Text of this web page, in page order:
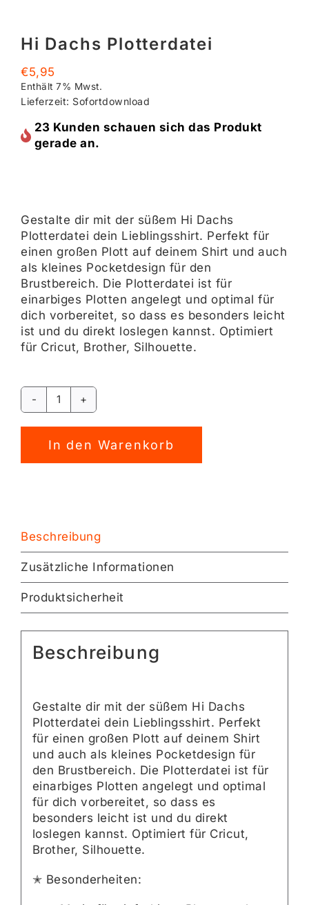
Hi Dachs Plotterdatei
€5,95
Enthält 7% Mwst.
Lieferzeit: Sofortdownload
23 Kunden schauen sich das Produkt
gerade an.
Gestalte dir mit der süßem Hi Dachs
Plotterdatei dein Lieblingsshirt. Perfekt für
einen großen Plott auf deinem Shirt und auch
als kleines Pocketdesign für den
Brustbereich. Die Plotterdatei ist für
einarbiges Plotten angelegt und optimal für
dich vorbereitet, so dass es besonders leicht
ist und du direkt loslegen kannst. Optimiert
für Cricut, Brother, Silhouette.
Hi
Plotterdatei
[Digital]
In den Warenkorb
Alternative:
Beschreibung
Zusätzliche Informationen
Produktsicherheit
Beschreibung
Gestalte dir mit der süßem Hi Dachs
Plotterdatei dein Lieblingsshirt. Perfekt
für einen großen Plott auf deinem Shirt
und auch als kleines Pocketdesign für
den Brustbereich. Die Plotterdatei ist für
einarbiges Plotten angelegt und optimal
für dich vorbereitet, so dass es
besonders leicht ist und du direkt
loslegen kannst. Optimiert für Cricut,
Brother, Silhouette.
✭ Besonderheiten: